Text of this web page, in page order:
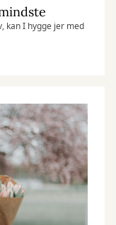
kan I hygge jer med